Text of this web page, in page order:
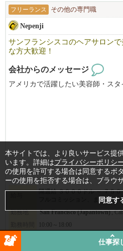
フリーランス その他の専門職
Nepenji
サンフランシスコのヘアサロン
な方大歓迎！
会社からのメッセージ
アメリカで活躍したい美容師・スタ
マネージャとして力を発揮ででき
スタイリストも募集します。
フリーや飛び込みのお客様が大変多
すぐに稼げるようになりますよ。
まずはお気軽にご応募ください！
※必ず履歴書を添付の上ご応募くだ
せて頂きます。
隔週給 ３０００ドル ～ ７５０
フルコミッション、またはベー
勤務地
San Francisco (Japantown),
10:00～18:00
詳細
仕事探
本サイトでは、より良いサービス提
います。詳細はプライバシーポリシ
の使用を許可する場合は同意するボ
ーの使用を拒否する場合は、ブラウ